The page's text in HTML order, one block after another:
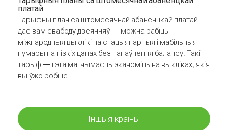
платай
Тарыфны план са штомесячнай абаненцкай платай
дае вам свабоду дзеянняў — можна рабіць
міжнародныя выклікі на стацыянарныя і мабільныя
нумары па нізкіх цэнах без папаўнення балансу. Такі
тарыф — гэта магчымасць эканоміць на выкліках, якія
вы ўжо робіце
Іншыя краіны